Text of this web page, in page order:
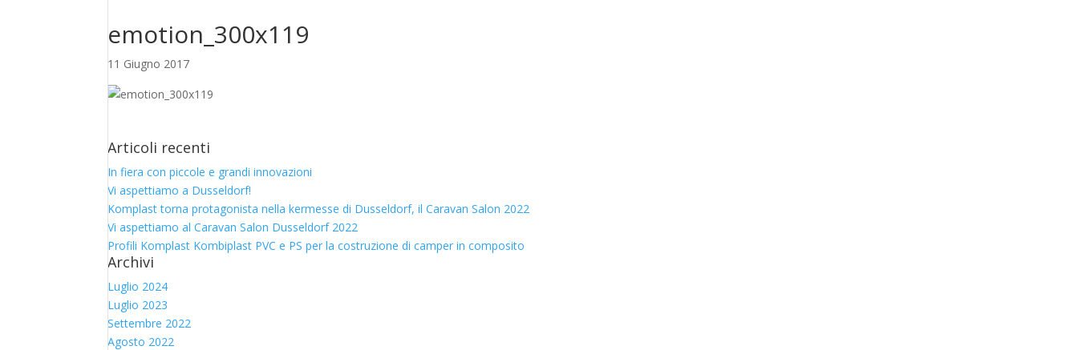
emotion_300x119
11 Giugno 2017
Articoli recenti
In fiera con piccole e grandi innovazioni
Vi aspettiamo a Dusseldorf!
Komplast torna protagonista nella kermesse di Dusseldorf, il Caravan Salon 2022
Vi aspettiamo al Caravan Salon Dusseldorf 2022
Profili Komplast Kombiplast PVC e PS per la costruzione di camper in composito
Archivi
Luglio 2024
Luglio 2023
Settembre 2022
Agosto 2022